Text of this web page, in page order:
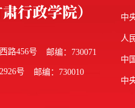
路456号 邮编：730071
号 邮编：730010
中
人
中
中